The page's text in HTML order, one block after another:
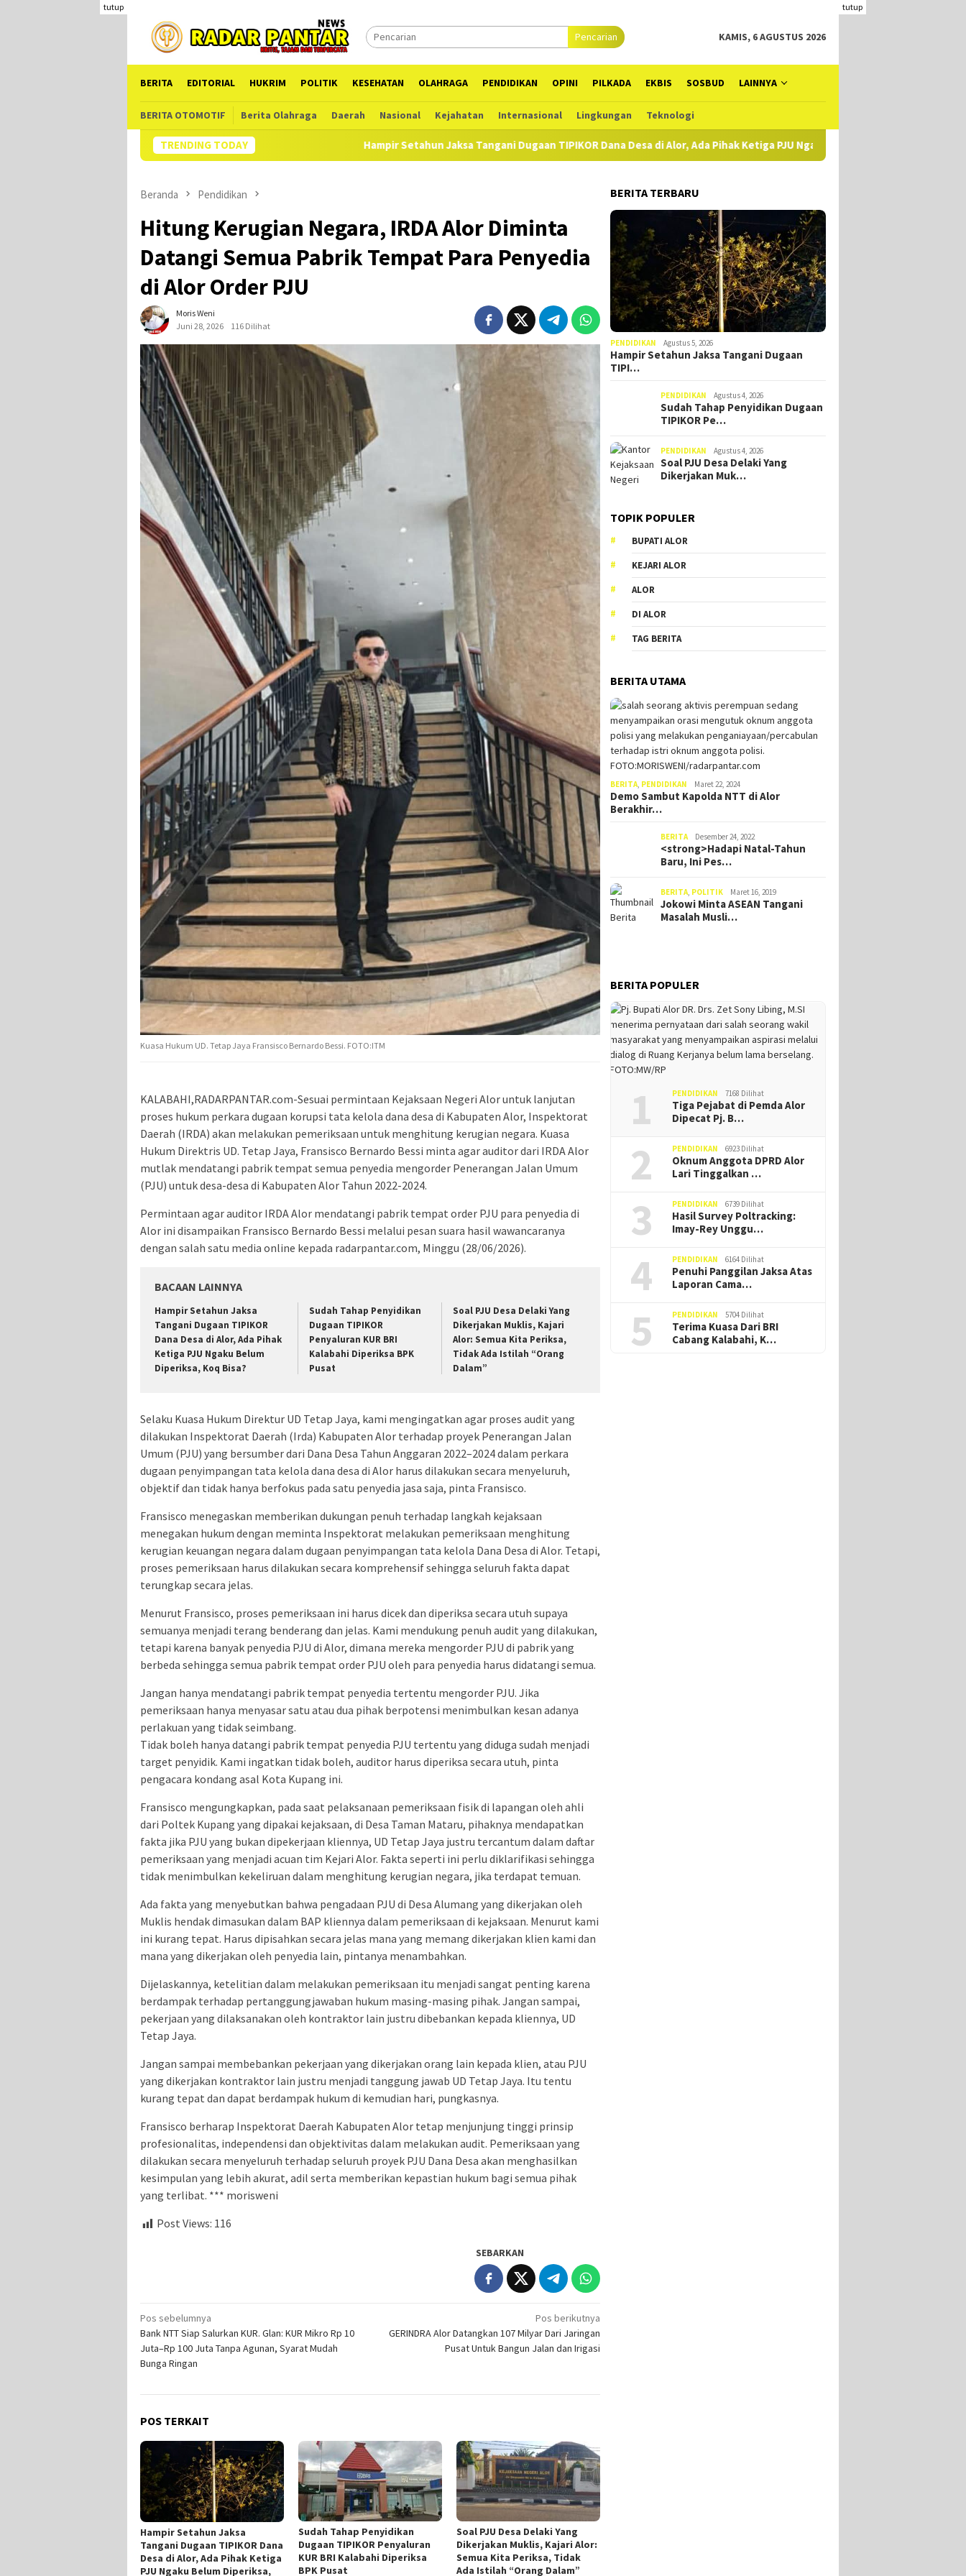
konten
tutup tutup
Pencarian KAMIS, 6 AGUSTUS 2026
BERITA EDITORIAL HUKRIM POLITIK KESEHATAN OLAHRAGA PENDIDIKAN OPINI PILKADA EKBIS SOSBUD LAINNYA
BERITA OTOMOTIF Berita Olahraga Daerah Nasional Kejahatan Internasional Lingkungan Teknologi
TRENDING TODAYHampir Setahun Jaksa Tangani Dugaan TIPIKOR Dana Desa di Alor, Ada Pihak Ketiga PJU Ngaku Belum Diperiksa, Koq Bisa?
Beranda Pendidikan
Hitung Kerugian Negara, IRDA Alor Diminta
Datangi Semua Pabrik Tempat Para Penyedia
di Alor Order PJU
Moris Weni
Juni 28, 2026
116 Dilihat
Kuasa Hukum UD. Tetap Jaya Fransisco Bernardo Bessi. FOTO:ITM
KALABAHI,RADARPANTAR.com-Sesuai permintaan Kejaksaan Negeri Alor untuk lanjutan
proses hukum perkara dugaan korupsi tata kelola dana desa di Kabupaten Alor, Inspektorat
Daerah (IRDA) akan melakukan pemeriksaan untuk menghitung kerugian negara. Kuasa
Hukum Direktris UD. Tetap Jaya, Fransisco Bernardo Bessi minta agar auditor dari IRDA Alor
mutlak mendatangi pabrik tempat semua penyedia mengorder Penerangan Jalan Umum
(PJU) untuk desa-desa di Kabupaten Alor Tahun 2022-2024.
Permintaan agar auditor IRDA Alor mendatangi pabrik tempat order PJU para penyedia di
Alor ini disampaikan Fransisco Bernardo Bessi melalui pesan suara hasil wawancaranya
dengan salah satu media online kepada radarpantar.com, Minggu (28/06/2026).
BACAAN LAINNYA
Hampir Setahun Jaksa
Tangani Dugaan TIPIKOR
Dana Desa di Alor, Ada Pihak
Ketiga PJU Ngaku Belum
Diperiksa, Koq Bisa?
Sudah Tahap Penyidikan
Dugaan TIPIKOR
Penyaluran KUR BRI
Kalabahi Diperiksa BPK
Pusat
Soal PJU Desa Delaki Yang
Dikerjakan Muklis, Kajari
Alor: Semua Kita Periksa,
Tidak Ada Istilah “Orang
Dalam”
Selaku Kuasa Hukum Direktur UD Tetap Jaya, kami mengingatkan agar proses audit yang
dilakukan Inspektorat Daerah (Irda) Kabupaten Alor terhadap proyek Penerangan Jalan
Umum (PJU) yang bersumber dari Dana Desa Tahun Anggaran 2022–2024 dalam perkara
dugaan penyimpangan tata kelola dana desa di Alor harus dilakukan secara menyeluruh,
objektif dan tidak hanya berfokus pada satu penyedia jasa saja, pinta Fransisco.
Fransisco menegaskan memberikan dukungan penuh terhadap langkah kejaksaan
menegakan hukum dengan meminta Inspektorat melakukan pemeriksaan menghitung
kerugian keuangan negara dalam dugaan penyimpangan tata kelola Dana Desa di Alor. Tetapi,
proses pemeriksaan harus dilakukan secara komprehensif sehingga seluruh fakta dapat
terungkap secara jelas.
Menurut Fransisco, proses pemeriksaan ini harus dicek dan diperiksa secara utuh supaya
semuanya menjadi terang benderang dan jelas. Kami mendukung penuh audit yang dilakukan,
tetapi karena banyak penyedia PJU di Alor, dimana mereka mengorder PJU di pabrik yang
berbeda sehingga semua pabrik tempat order PJU oleh para penyedia harus didatangi semua.
Jangan hanya mendatangi pabrik tempat penyedia tertentu mengorder PJU. Jika
pemeriksaan hanya menyasar satu atau dua pihak berpotensi menimbulkan kesan adanya
perlakuan yang tidak seimbang.
Tidak boleh hanya datangi pabrik tempat penyedia PJU tertentu yang diduga sudah menjadi
target penyidik. Kami ingatkan tidak boleh, auditor harus diperiksa secara utuh, pinta
pengacara kondang asal Kota Kupang ini.
Fransisco mengungkapkan, pada saat pelaksanaan pemeriksaan fisik di lapangan oleh ahli
dari Poltek Kupang yang dipakai kejaksaan, di Desa Taman Mataru, pihaknya mendapatkan
fakta jika PJU yang bukan dipekerjaan kliennya, UD Tetap Jaya justru tercantum dalam daftar
pemeriksaan yang menjadi acuan tim Kejari Alor. Fakta seperti ini perlu diklarifikasi sehingga
tidak menimbulkan kekeliruan dalam menghitung kerugian negara, jika terdapat temuan.
Ada fakta yang menyebutkan bahwa pengadaan PJU di Desa Alumang yang dikerjakan oleh
Muklis hendak dimasukan dalam BAP kliennya dalam pemeriksaan di kejaksaan. Menurut kami
ini kurang tepat. Harus dipisahkan secara jelas mana yang memang dikerjakan klien kami dan
mana yang dikerjakan oleh penyedia lain, pintanya menambahkan.
Dijelaskannya, ketelitian dalam melakukan pemeriksaan itu menjadi sangat penting karena
berdampak terhadap pertanggungjawaban hukum masing-masing pihak. Jangan sampai,
pekerjaan yang dilaksanakan oleh kontraktor lain justru dibebankan kepada kliennya, UD
Tetap Jaya.
Jangan sampai membebankan pekerjaan yang dikerjakan orang lain kepada klien, atau PJU
yang dikerjakan kontraktor lain justru menjadi tanggung jawab UD Tetap Jaya. Itu tentu
kurang tepat dan dapat berdampak hukum di kemudian hari, pungkasnya.
Fransisco berharap Inspektorat Daerah Kabupaten Alor tetap menjunjung tinggi prinsip
profesionalitas, independensi dan objektivitas dalam melakukan audit. Pemeriksaan yang
dilakukan secara menyeluruh terhadap seluruh proyek PJU Dana Desa akan menghasilkan
kesimpulan yang lebih akurat, adil serta memberikan kepastian hukum bagi semua pihak
yang terlibat. *** morisweni
Post Views: 116
SEBARKAN
Navigasi
pos
Pos sebelumnya
Bank NTT Siap Salurkan KUR. Glan: KUR Mikro Rp 10
Juta–Rp 100 Juta Tanpa Agunan, Syarat Mudah
Bunga Ringan
Pos berikutnya
GERINDRA Alor Datangkan 107 Milyar Dari Jaringan
Pusat Untuk Bangun Jalan dan Irigasi
POS TERKAIT
Hampir Setahun Jaksa
Tangani Dugaan TIPIKOR Dana
Desa di Alor, Ada Pihak Ketiga
PJU Ngaku Belum Diperiksa,
Sudah Tahap Penyidikan
Dugaan TIPIKOR Penyaluran
KUR BRI Kalabahi Diperiksa
BPK Pusat
Soal PJU Desa Delaki Yang
Dikerjakan Muklis, Kajari Alor:
Semua Kita Periksa, Tidak
Ada Istilah “Orang Dalam”
BERITA TERBARU
PENDIDIKAN Agustus 5, 2026
Hampir Setahun Jaksa Tangani Dugaan
TIPI…
PENDIDIKAN Agustus 4, 2026
Sudah Tahap Penyidikan Dugaan
TIPIKOR Pe…
PENDIDIKAN Agustus 4, 2026
Soal PJU Desa Delaki Yang
Dikerjakan Muk…
TOPIK POPULER
BUPATI ALOR
KEJARI ALOR
ALOR
DI ALOR
TAG BERITA
BERITA UTAMA
BERITA PENDIDIKAN Maret 22, 2024
Demo Sambut Kapolda NTT di Alor
Berakhir…
BERITA Desember 24, 2022
<strong>Hadapi Natal-Tahun
Baru, Ini Pes…
BERITA POLITIK Maret 16, 2019
Jokowi Minta ASEAN Tangani
Masalah Musli…
BERITA POPULER
1 PENDIDIKAN 7168 Dilihat
Tiga Pejabat di Pemda Alor
Dipecat Pj. B…
2 PENDIDIKAN 6923 Dilihat
Oknum Anggota DPRD Alor
Lari Tinggalkan …
3 PENDIDIKAN 6739 Dilihat
Hasil Survey Poltracking:
Imay-Rey Unggu…
4 PENDIDIKAN 6164 Dilihat
Penuhi Panggilan Jaksa Atas
Laporan Cama…
5 PENDIDIKAN 5704 Dilihat
Terima Kuasa Dari BRI
Cabang Kalabahi, K…